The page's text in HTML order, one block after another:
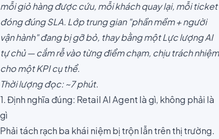
mỗi giỏ hàng được cứu, mỗi khách quay lại, mỗi ticket
đóng đúng SLA. Lớp trung gian "phần mềm + người
vận hành" đang bị gỡ bỏ, thay bằng một Lực lượng AI
tự chủ — cắm rễ vào từng điểm chạm, chịu trách nhiệm
cho một KPI cụ thể.
Thời lượng đọc: ~7 phút.
1. Định nghĩa đúng: Retail AI Agent là gì, không phải là
gì
Phải tách rạch ba khái niệm bị trộn lẫn trên thị trường.